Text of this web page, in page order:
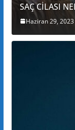
SAÇ CİLASI
Haziran 29, 2023